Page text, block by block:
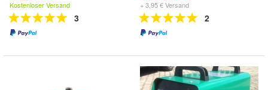
Kostenloser Versand
3
+ 3,95 € Versand
2